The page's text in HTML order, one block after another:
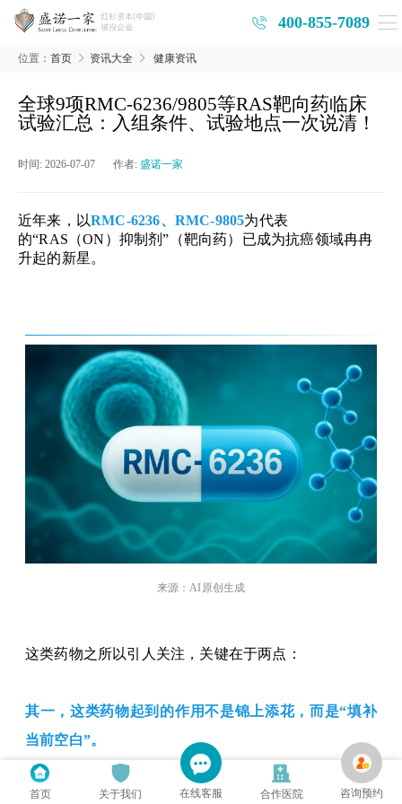
400-855-7089
位置： 首页 资讯大全 健康资讯
全球9项RMC-6236/9805等RAS靶向药临床
试验汇总：入组条件、试验地点一次说清！
时间: 2026-07-07 作者: 盛诺一家
近年来，以RMC-6236、RMC-9805为代表
的“RAS（ON）抑制剂”（靶向药）已成为抗癌领域冉冉
升起的新星。
来源：AI原创生成
这类药物之所以引人关注，关键在于两点：
其一，这类药物起到的作用不是锦上添花，而是“填补
当前空白”。
其二， RMC-6236和RMC-9805的疗效数据确实给力，
首页 关于我们 在线客服 合作医院 咨询预约